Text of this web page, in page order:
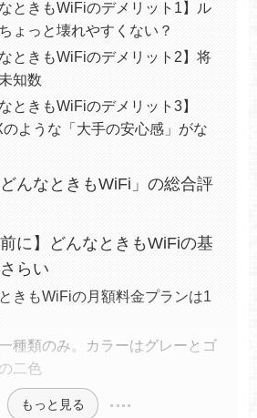
なときもWiFiのデメリット1】ル
ょっと壊れやすくない？
なときもWiFiのデメリット2】将
知数
なときもWiFiのデメリット3】
ような「大手の安心感」がな
んなときもWiFi」の総合評
前に】どんなときもWiFiの基
らい
きもWiFiの月額料金プランは1
種類のみ。カラーはグレーとゴ
二色
もっと見る